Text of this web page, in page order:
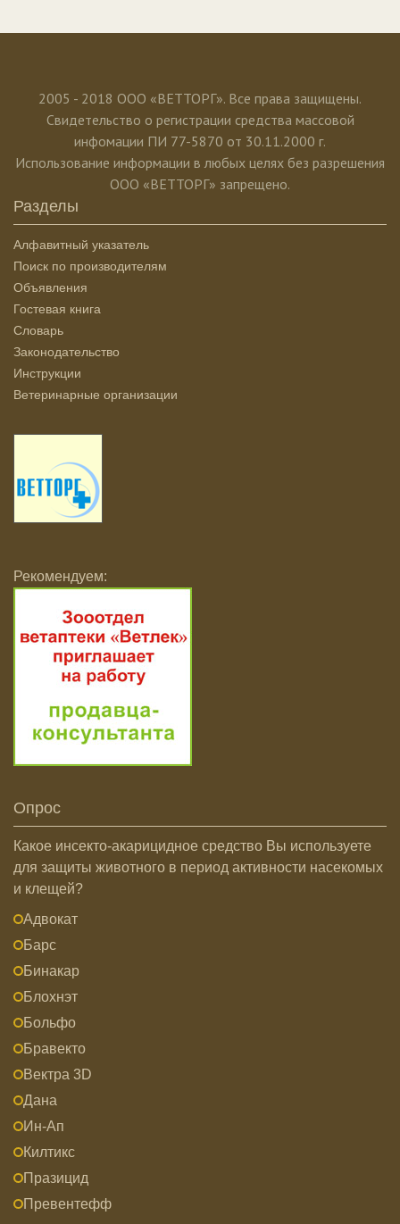
2005 - 2018 ООО «ВЕТТОРГ». Все права защищены.
Свидетельство о регистрации средства массовой
инфомации ПИ 77-5870 от 30.11.2000 г.
Использование информации в любых целях без разрешения
ООО «ВЕТТОРГ» запрещено.
Разделы
Алфавитный указатель
Поиск по производителям
Объявления
Гостевая книга
Словарь
Законодательство
Инструкции
Ветеринарные организации
Рекомендуем:
Опрос
Какое инсекто-акарицидное средство Вы используете
для защиты животного в период активности насекомых
и клещей?
Адвокат
Барс
Бинакар
Блохнэт
Больфо
Бравекто
Вектра 3D
Дана
Ин-Ап
Килтикс
Празицид
Превентефф